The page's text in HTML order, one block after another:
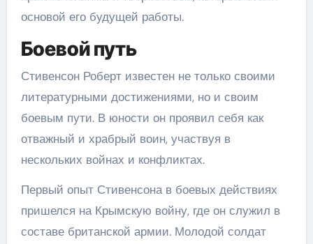
основой его будущей работы.
Боевой путь
Стивенсон Роберт известен не только своими
литературными достижениями, но и своим
боевым пути. В юности он проявил себя как
отважный и храбрый воин, участвуя в
нескольких войнах и конфликтах.
Первый опыт Стивенсона в боевых действиях
пришелся на Крымскую войну, где он служил в
составе британской армии. Молодой солдат